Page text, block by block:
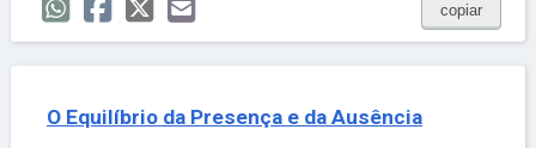
copiar
O Equilíbrio da Presença e da Ausência